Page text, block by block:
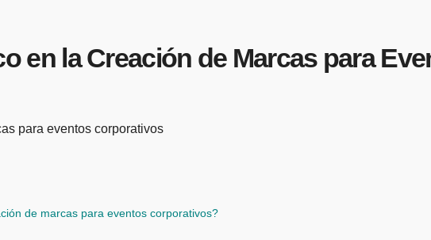
en la Creación de Marcas para
de marcas para eventos corporativos?